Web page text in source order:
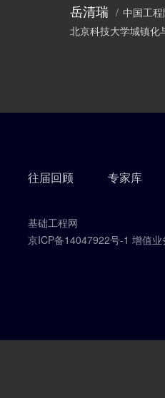
岳清瑞
中国工程院院士、工程结
往届回顾 专家库
基础工程网
京ICP备14047922号-1 增值